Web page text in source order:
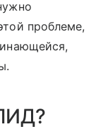
проблеме,